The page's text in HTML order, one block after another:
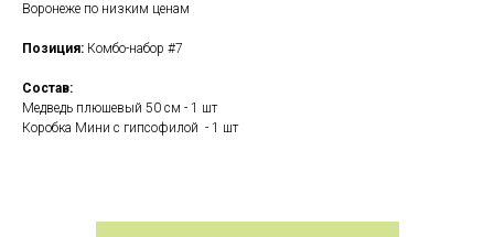
Воронеже по низким ценам
Позиция: Комбо-набор #7
Состав:
Медведь плюшевый 50 см - 1 шт
Коробка Мини с гипсофилой - 1 шт